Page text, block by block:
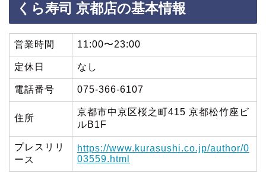
くら寿司 京都店の基本情報
営業時間 11:00〜23:00
定休日 なし
電話番号 075-366-6107
住所
京都市中京区桜之町415 京都松竹座ビ
ルB1F
プレスリリ
ース
https://www.kurasushi.co.jp/author/0
03559.html